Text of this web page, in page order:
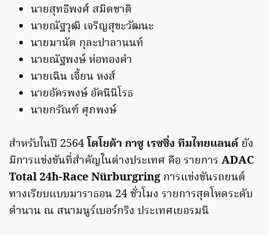
นายสุทธิพงศ์ สมิตชาติ
นายณัฐวุฒิ เจริญสุขะวัฒนะ
นายมานัต กุละปาลานนท์
นายณัฐพงษ์ ห่อทองคำ
นายเฉิน เจี้ยน หงส์
นายอัครพงษ์ อัคนีนิโรธ
นายกรัณฑ์ ศุภพงษ์
สำหรับในปี 2564โตโยต้า กาซู เรซซิ่ง ทีมไทยแลนด์ ยัง
มีการแข่งขันที่สำคัญในต่างประเทศ คือ รายการ ADAC
Total 24h-Race Nürburgring การแข่งขันรถยนต์
ทางเรียบแบบมาราธอน 24 ชั่วโมง รายการสุดโหดระดับ
ตำนาน ณ สนามนูร์เบอร์กริง ประเทศเยอรมนี